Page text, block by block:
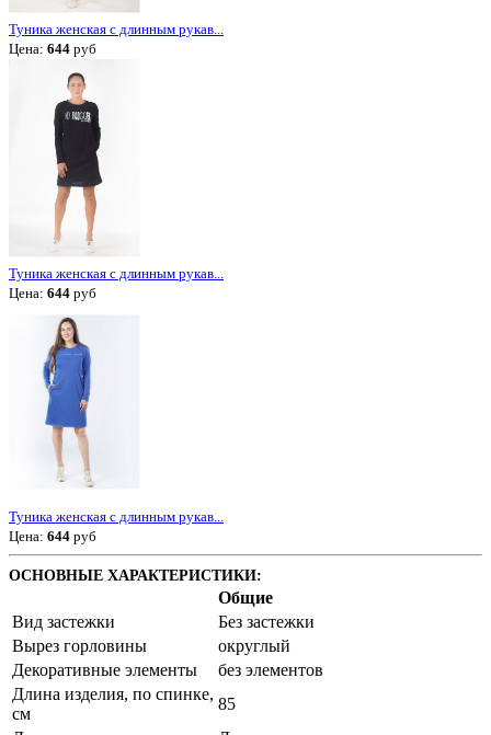
Туника женская с длинным рукав...
Цена: 644 руб
Туника женская с длинным рукав...
Цена: 644 руб
Туника женская с длинным рукав...
Цена: 644 руб
ОСНОВНЫЕ ХАРАКТЕРИСТИКИ:
Общие
Вид застежки
Без застежки
Вырез горловины
округлый
Декоративные элементы
без элементов
Длина изделия, по спинке,
см
85